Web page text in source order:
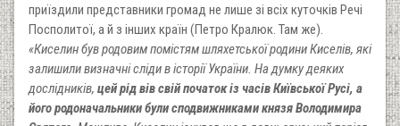
приїздили представники громад не лише зі всіх куточків Речі
Посполитої, а й з інших країн (Петро Кралюк. Там же).
«Киселин був родовим помістям шляхетської родини Киселів, які
залишили визначні сліди в історії України. На думку деяких
дослідників, цей рід вів свій початок із часів Київської Русі, а
його родоначальники були сподвижниками князя Володимира